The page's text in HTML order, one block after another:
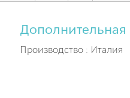
Производство : Италия